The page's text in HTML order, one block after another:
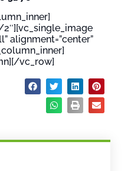
alignment=”center”
vc_row]